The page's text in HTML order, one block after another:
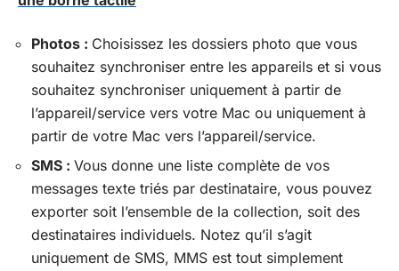
Photos : Choisissez les dossiers photo que vous
souhaitez synchroniser entre les appareils et si vous
souhaitez synchroniser uniquement à partir de
l’appareil/service vers votre Mac ou uniquement à
partir de votre Mac vers l’appareil/service.
SMS : Vous donne une liste complète de vos
messages texte triés par destinataire, vous pouvez
exporter soit l’ensemble de la collection, soit des
destinataires individuels. Notez qu’il s’agit
uniquement de SMS, MMS est tout simplement